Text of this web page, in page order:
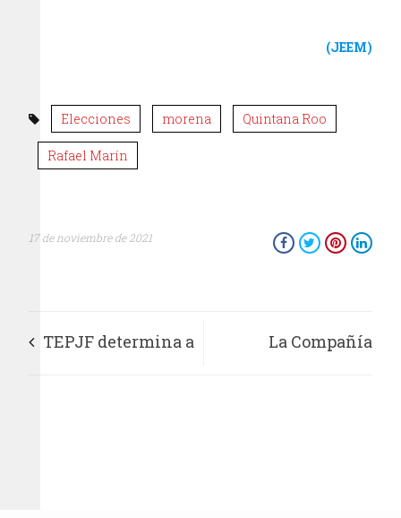
(JEEM)
Elecciones morena Quintana Roo
Rafael Marín
17 de noviembre de 2021
TEPJF determina a La Compañía